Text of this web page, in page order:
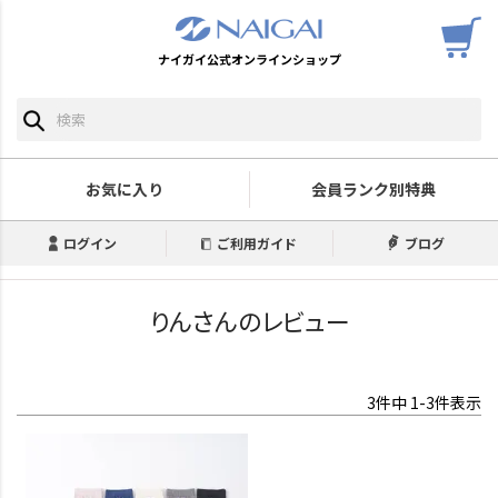
ナイガイ公式オンラインショップ
お気に入り 会員ランク別特典
ログイン ご利用ガイド ブログ
りんさんのレビュー
3件中 1-3件表示